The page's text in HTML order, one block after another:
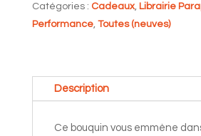
et
Vol
la
Catégories : Cadeaux, Librairie
Performance, Toutes (neuves)
Description
Ce bouquin vous emmène